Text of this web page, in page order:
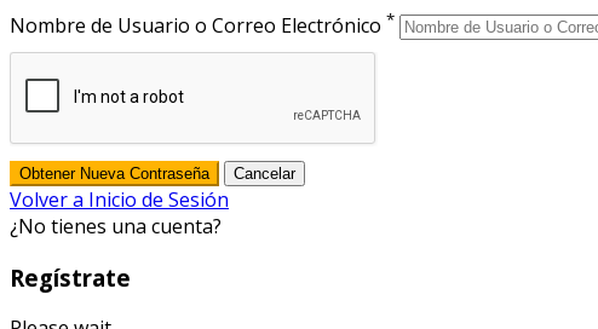
Nombre de Usuario o Correo Electrónico *
Volver a Inicio de Sesión
¿No tienes una cuenta?
Regístrate